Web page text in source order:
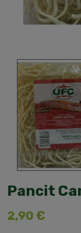
Pancit
2,90 €